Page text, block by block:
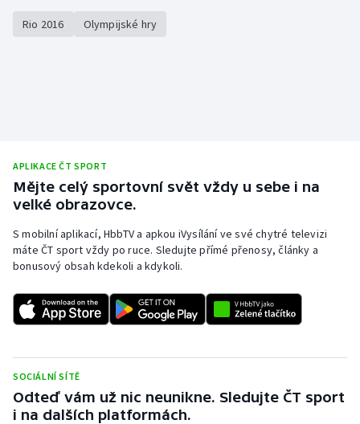
Rio 2016 Olympijské hry
APLIKACE ČT SPORT
Mějte celý sportovní svět vždy u sebe i na
velké obrazovce.
S mobilní aplikací, HbbTV a apkou iVysílání ve své chytré televizi
máte ČT sport vždy po ruce. Sledujte přímé přenosy, články a
bonusový obsah kdekoli a kdykoli.
SOCIÁLNÍ SÍTĚ
Odteď vám už nic neunikne. Sledujte ČT sport
i na dalších platformách.